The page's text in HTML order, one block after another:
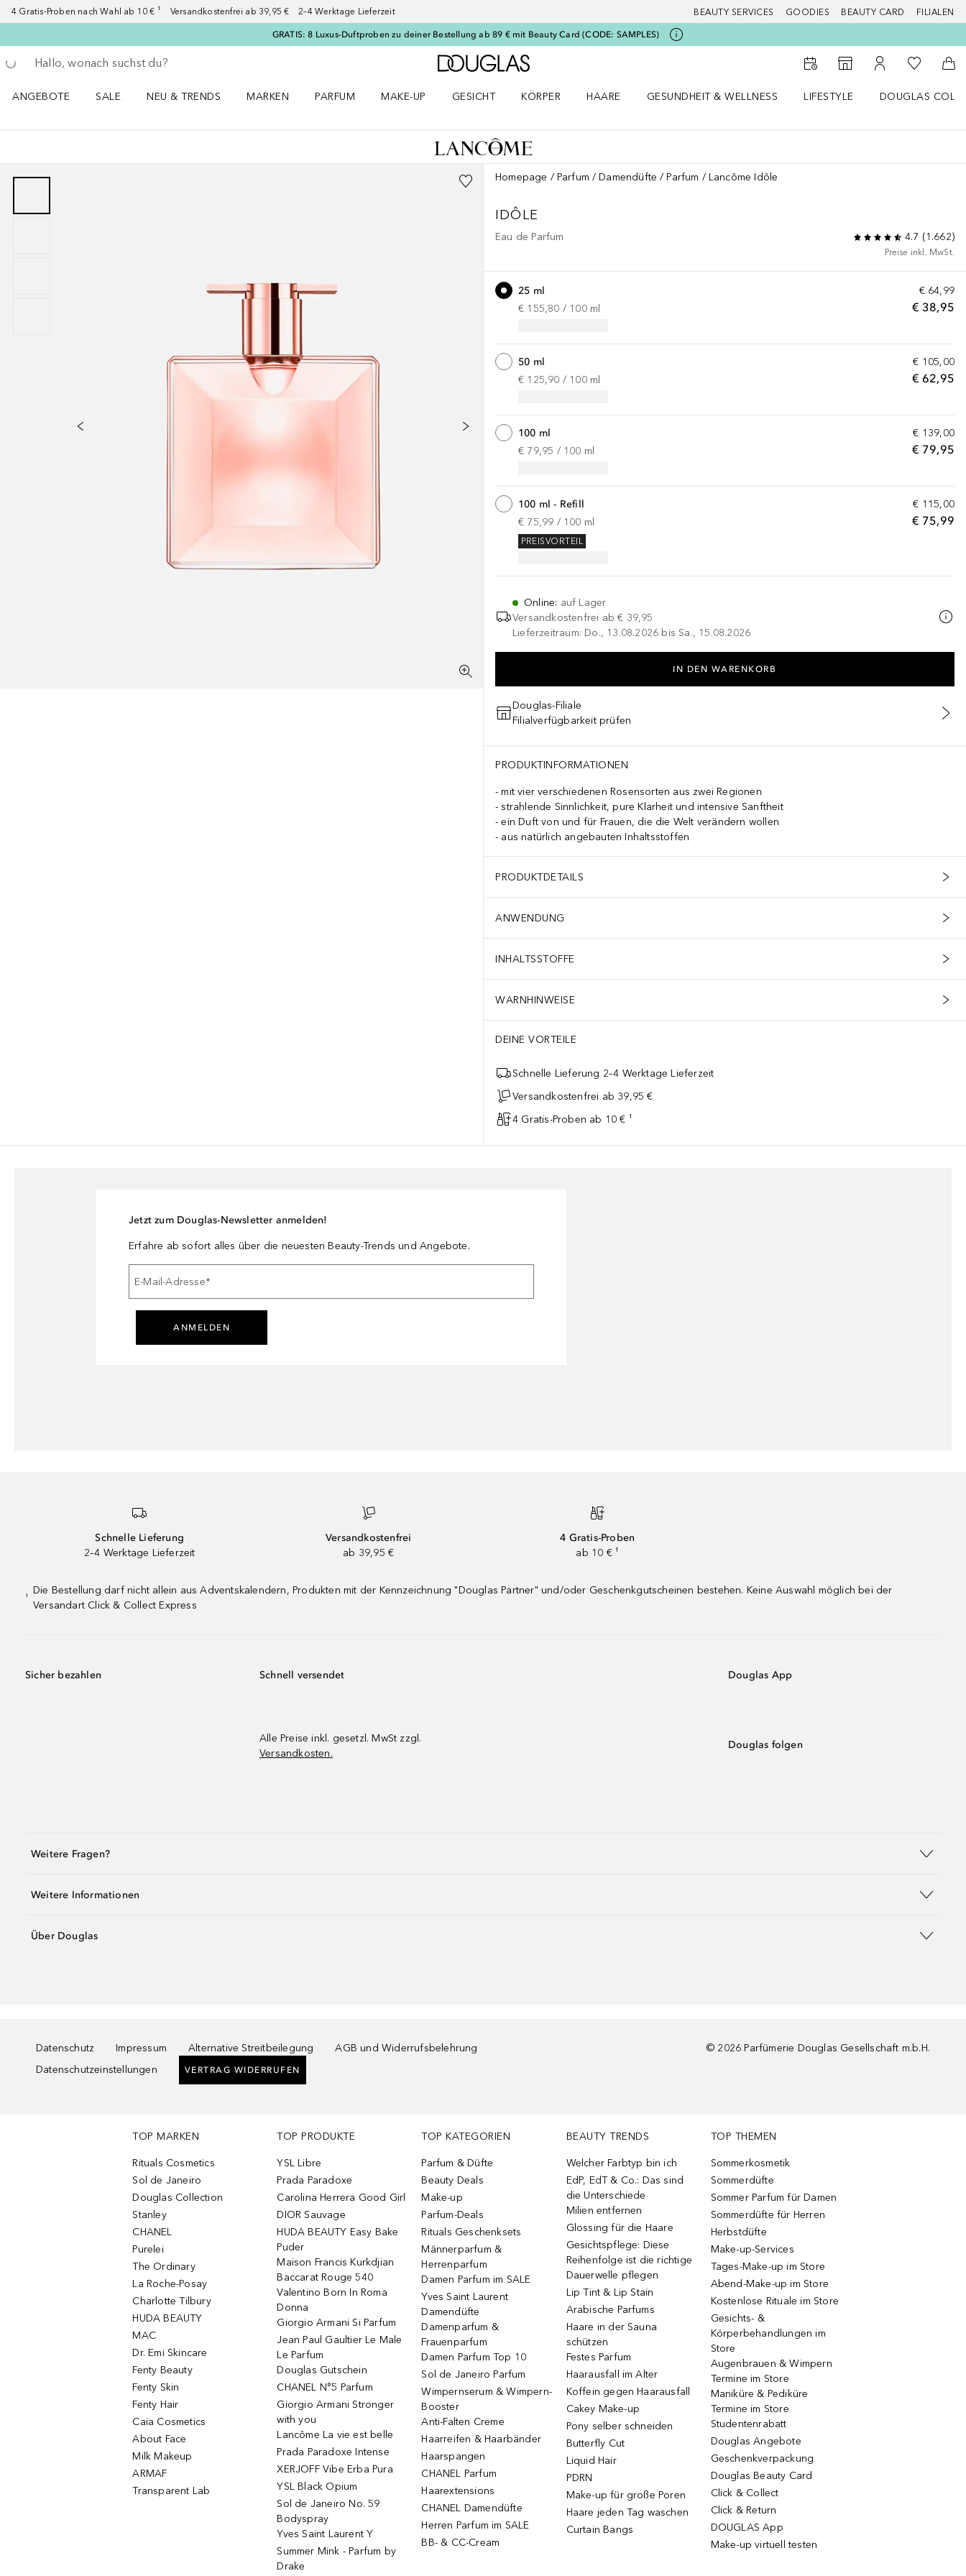
4 Gratis-Proben nach Wahl ab 10 € ¹ Versandkostenfrei ab 39,95 € 2–4 Werktage Lieferzeit BEAUTY SERVICES GOODIES BEAUTY CARD FILIALEN
GRATIS: 8 Luxus-Duftproben zu deiner Bestellung ab 89 € mit Beauty Card (CODE: SAMPLES)
Gehe zurück
Suche ausführen
Zur Douglas Startseite
Zum Storefinder
Zu Meinem
Zu Meiner
ANGEBOTE
SALE
NEU & TRENDS
MARKEN
PARFUM
MAKE-UP
GESICHT
KÖRPER
HAARE
GESUNDHEIT & WELLNESS
LIFESTYLE
DOUGLAS
Homepage Parfum Damendüfte Parfum Lancôme Idôle
IDÔLE
Eau de Parfum 4.7 (1.662)
Preise inkl. MwSt.
€ 64,99
€ 38,95
25 ml
€ 155,80 / 100 ml
€ 105,00
€ 62,95
50 ml
€ 125,90 / 100 ml
€ 139,00
€ 79,95
100 ml
€ 79,95 / 100 ml
€ 115,00
€ 75,99
100 ml - Refill
€ 75,99 / 100 ml
PREISVORTEIL
Online: auf Lager
Versandkostenfrei ab € 39,95
Lieferzeitraum: Do., 13.08.2026 bis Sa., 15.08.2026
IN DEN WARENKORB
Douglas-Filiale
Filialverfügbarkeit prüfen
PRODUKTINFORMATIONEN
mit vier verschiedenen Rosensorten aus zwei Regionen
strahlende Sinnlichkeit, pure Klarheit und intensive Sanftheit
ein Duft von und für Frauen, die die Welt verändern wollen
aus natürlich angebauten Inhaltsstoffen
PRODUKTDETAILS
ANWENDUNG
INHALTSSTOFFE
WARNHINWEISE
DEINE VORTEILE
Schnelle Lieferung 2–4 Werktage Lieferzeit
Versandkostenfrei ab 39,95 €
4 Gratis-Proben ab 10 € ¹
Jetzt zum Douglas-Newsletter anmelden!
Erfahre ab sofort alles über die neuesten Beauty-Trends und Angebote.
E-Mail-Adresse*
ANMELDEN
Schnelle Lieferung
2–4 Werktage Lieferzeit
Versandkostenfrei
ab 39,95 €
4 Gratis-Proben
ab 10 € ¹
¹
Die Bestellung darf nicht allein aus Adventskalendern, Produkten mit der Kennzeichnung "Douglas Partner" und/oder Geschenkgutscheinen bestehen. Keine Auswahl möglich bei der
Versandart Click & Collect Express
Sicher bezahlen Schnell versendet
Alle Preise inkl. gesetzl. MwSt zzgl.
Versandkosten.
Douglas App
Douglas folgen
Weitere Fragen?
Weitere Informationen
Über Douglas
Datenschutz Impressum Alternative Streitbeilegung
AGB und Widerrufsbelehrung
Datenschutzeinstellungen
VERTRAG WIDERRUFEN
© 2026 Parfümerie Douglas Gesellschaft m.b.H.
TOP MARKEN
Rituals Cosmetics
Sol de Janeiro
Douglas Collection
Stanley
CHANEL
Purelei
The Ordinary
La Roche-Posay
Charlotte Tilbury
HUDA BEAUTY
MAC
Dr. Emi Skincare
Fenty Beauty
Fenty Skin
Fenty Hair
Caia Cosmetics
About Face
Milk Makeup
ARMAF
Transparent Lab
TOP PRODUKTE
YSL Libre
Prada Paradoxe
Carolina Herrera Good Girl
DIOR Sauvage
HUDA BEAUTY Easy Bake
Puder
Maison Francis Kurkdjian
Baccarat Rouge 540
Valentino Born In Roma
Donna
Giorgio Armani Si Parfum
Jean Paul Gaultier Le Male
Le Parfum
Douglas Gutschein
CHANEL N°5 Parfum
Giorgio Armani Stronger
with you
Lancôme La vie est belle
Prada Paradoxe Intense
XERJOFF Vibe Erba Pura
YSL Black Opium
Sol de Janeiro No. 59
Bodyspray
Yves Saint Laurent Y
Summer Mink - Parfum by
Drake
TOP KATEGORIEN
Parfum & Düfte
Beauty Deals
Make-up
Parfum-Deals
Rituals Geschenksets
Männerparfum &
Herrenparfum
Damen Parfum im SALE
Yves Saint Laurent
Damendüfte
Damenparfum &
Frauenparfum
Damen Parfum Top 10
Sol de Janeiro Parfum
Wimpernserum & Wimpern-
Booster
Anti-Falten Creme
Haarreifen & Haarbänder
Haarspangen
CHANEL Parfum
Haarextensions
CHANEL Damendüfte
Herren Parfum im SALE
BB- & CC-Cream
BEAUTY TRENDS
Welcher Farbtyp bin ich
EdP, EdT & Co.: Das sind
die Unterschiede
Milien entfernen
Glossing für die Haare
Gesichtspflege: Diese
Reihenfolge ist die richtige
Dauerwelle pflegen
Lip Tint & Lip Stain
Arabische Parfums
Haare in der Sauna
schützen
Festes Parfum
Haarausfall im Alter
Koffein gegen Haarausfall
Cakey Make-up
Pony selber schneiden
Butterfly Cut
Liquid Hair
PDRN
Make-up für große Poren
Haare jeden Tag waschen
Curtain Bangs
TOP THEMEN
Sommerkosmetik
Sommerdüfte
Sommer Parfum für Damen
Sommerdüfte für Herren
Herbstdüfte
Make-up-Services
Tages-Make-up im Store
Abend-Make-up im Store
Kostenlose Rituale im Store
Gesichts- &
Körperbehandlungen im
Store
Augenbrauen & Wimpern
Termine im Store
Maniküre & Pediküre
Termine im Store
Studentenrabatt
Douglas Angebote
Geschenkverpackung
Douglas Beauty Card
Click & Collect
Click & Return
DOUGLAS App
Make-up virtuell testen